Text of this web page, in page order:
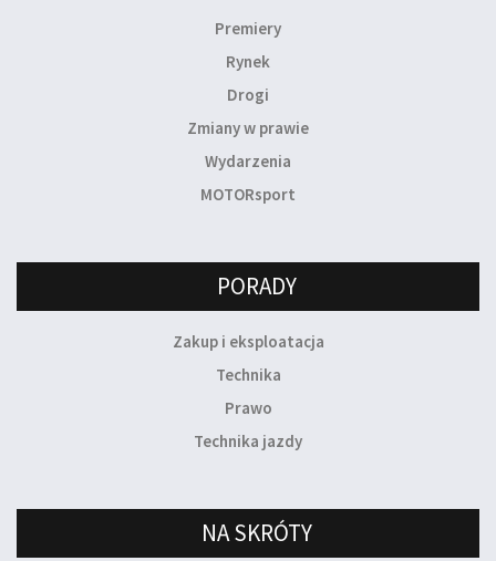
Premiery
Rynek
Drogi
Zmiany w prawie
Wydarzenia
MOTORsport
PORADY
Zakup i eksploatacja
Technika
Prawo
Technika jazdy
NA SKRÓTY